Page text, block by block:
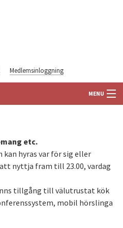
Medlemsinloggning
MENU
etc.
hyras var för sig eller
nyttja fram till 23.00, vardag
tillgång till välutrustat kök
mobil hörslinga